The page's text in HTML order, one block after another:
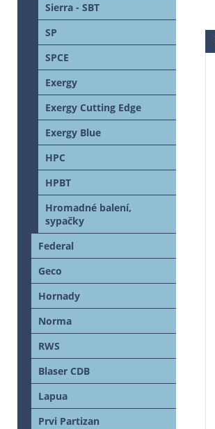
Sierra - SBT
SP
SPCE
Exergy
Exergy Cutting Edge
Exergy Blue
HPC
HPBT
Hromadné balení,
sypačky
Federal
Geco
Hornady
Norma
RWS
Blaser CDB
Lapua
Prvi Partizan